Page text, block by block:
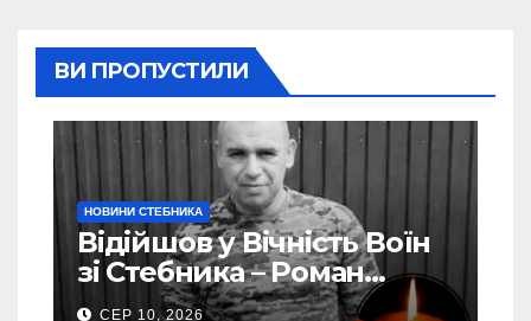
ВИ ПРОПУСТИЛИ
НОВИНИ СТЕБНИКА
Відійшов у Вічність Воїн
зі Стебника – Роман
Кучера
СЕР 10, 2026